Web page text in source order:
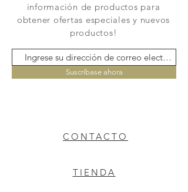
información de productos para
obtener ofertas especiales y nuevos
productos!
Suscríbase ahora
CONTACTO
TIENDA